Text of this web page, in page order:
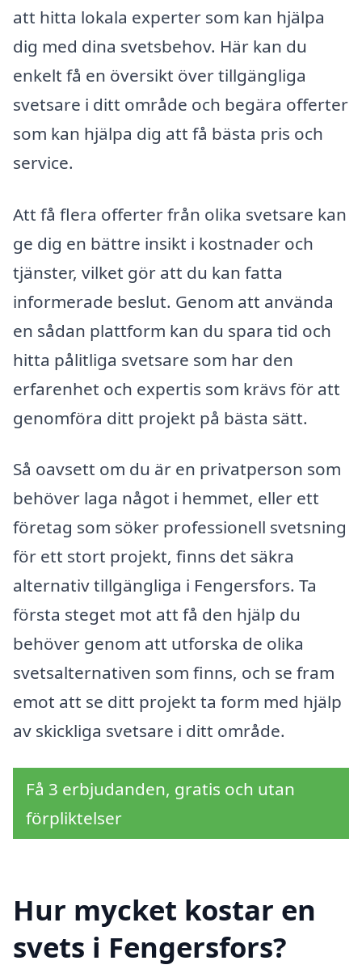
att hitta lokala experter som kan hjälpa
dig med dina svetsbehov. Här kan du
enkelt få en översikt över tillgängliga
svetsare i ditt område och begära offerter
som kan hjälpa dig att få bästa pris och
service.
Att få flera offerter från olika svetsare kan
ge dig en bättre insikt i kostnader och
tjänster, vilket gör att du kan fatta
informerade beslut. Genom att använda
en sådan plattform kan du spara tid och
hitta pålitliga svetsare som har den
erfarenhet och expertis som krävs för att
genomföra ditt projekt på bästa sätt.
Så oavsett om du är en privatperson som
behöver laga något i hemmet, eller ett
företag som söker professionell svetsning
för ett stort projekt, finns det säkra
alternativ tillgängliga i Fengersfors. Ta
första steget mot att få den hjälp du
behöver genom att utforska de olika
svetsalternativen som finns, och se fram
emot att se ditt projekt ta form med hjälp
av skickliga svetsare i ditt område.
Få 3 erbjudanden, gratis och utan
förpliktelser
Hur mycket kostar en
svets i Fengersfors?